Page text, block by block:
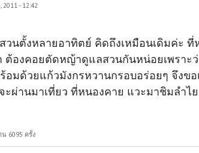
- 12:42
วนตั้งหลายอาทิตย์ คิดถึงเหมือนเดิมค่ะ ที่
ต้องคอยตัดหญ้าดูแลสวนกันหน่อยเพราะ
มด้วยแก้วมังกรหวานกรอบอร่อยๆ จึงข
ะผ่านมาเที่ยว ที่หนองคาย แวะมาชิมลำไ
วจ้า
น 6095 ครั้ง